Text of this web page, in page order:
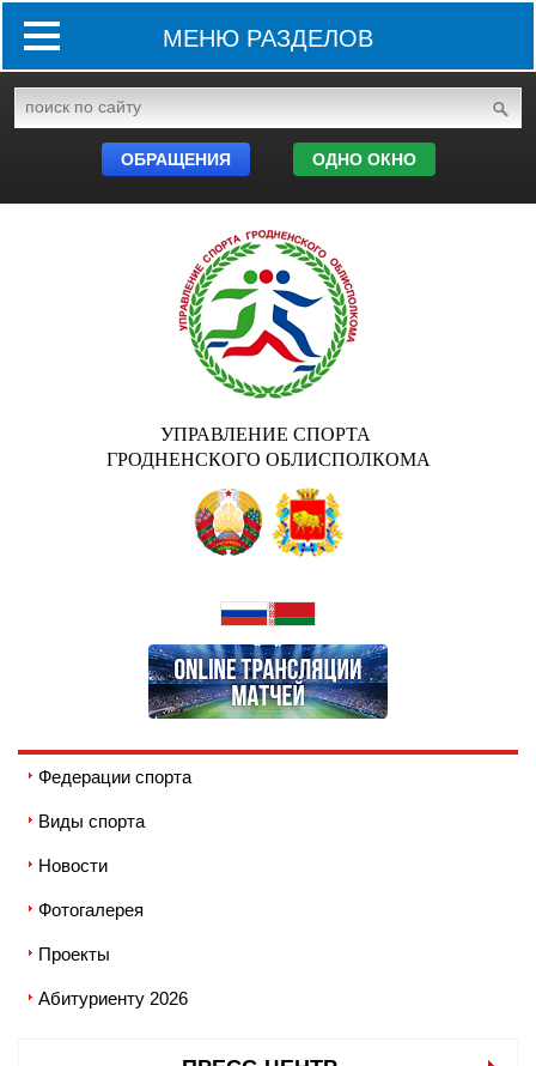
МЕНЮ РАЗДЕЛОВ
ОБРАЩЕНИЯ ОДНО ОКНО
УПРАВЛЕНИЕ СПОРТА
ГРОДНЕНСКОГО ОБЛИСПОЛКОМА
Федерации спорта
Виды спорта
Новости
Фотогалерея
Проекты
Абитуриенту 2026